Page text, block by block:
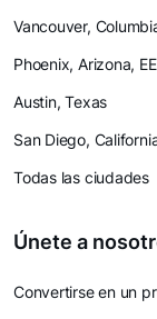
Vancouver,
Phoenix, Arizona,
Austin, Texas
San Diego,
Todas las ciudades
Únete a
Convertirse en un